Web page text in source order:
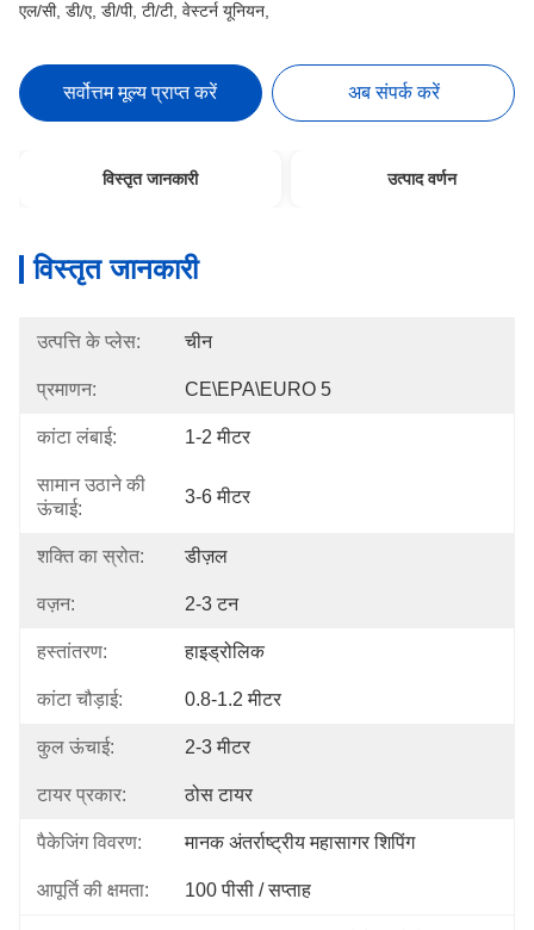
एल/सी, डी/ए, डी/पी, टी/टी, वेस्टर्न यूनियन,
सर्वोत्तम मूल्य प्राप्त करें अब संपर्क करें
विस्तृत जानकारी उत्पाद वर्णन
विस्तृत जानकारी
उत्पत्ति के प्लेस: चीन
प्रमाणन: CE\EPA\EURO 5
कांटा लंबाई: 1-2 मीटर
सामान उठाने की
ऊंचाई:
3-6 मीटर
शक्ति का स्रोत: डीज़ल
वज़न: 2-3 टन
हस्तांतरण: हाइड्रोलिक
कांटा चौड़ाई: 0.8-1.2 मीटर
कुल ऊंचाई: 2-3 मीटर
टायर प्रकार: ठोस टायर
पैकेजिंग विवरण: मानक अंतर्राष्ट्रीय महासागर शिपिंग
आपूर्ति की क्षमता: 100 पीसी / सप्ताह